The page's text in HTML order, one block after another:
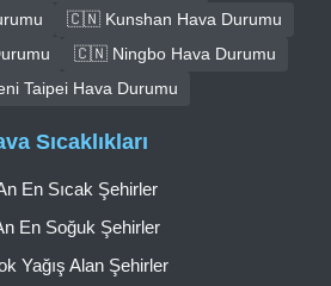
🇨🇳 Kunshan Hava Durumu
🇨🇳 Ningbo Hava Durumu
Taipei Hava Durumu
Sıcaklıkları
En Sıcak Şehirler
En Soğuk Şehirler
Yağış Alan Şehirler